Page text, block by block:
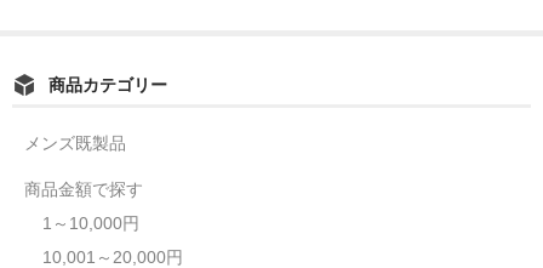
商品カテゴリー
メンズ既製品
商品金額で探す
1～10,000円
10,001～20,000円